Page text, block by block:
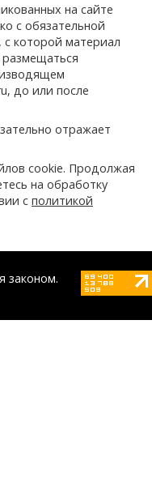
на сайте
с обязательной
с которой материал
до или после
отражает
cookie. Продолжая
на обработку
с политикой
законом.